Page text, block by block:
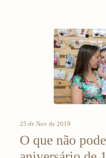
25 de Nov de 2019
O que não